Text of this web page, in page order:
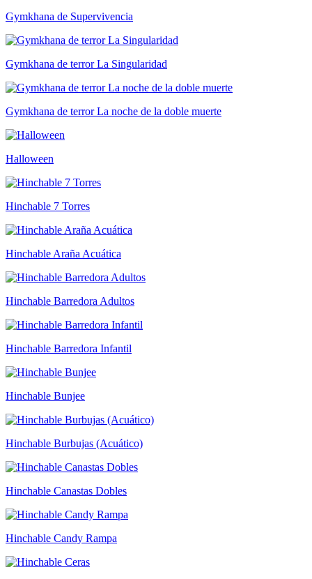
Gymkhana de Supervivencia
Gymkhana de terror La Singularidad
Gymkhana de terror La noche de la doble muerte
Halloween
Hinchable 7 Torres
Hinchable Araña Acuática
Hinchable Barredora Adultos
Hinchable Barredora Infantil
Hinchable Bunjee
Hinchable Burbujas (Acuático)
Hinchable Canastas Dobles
Hinchable Candy Rampa